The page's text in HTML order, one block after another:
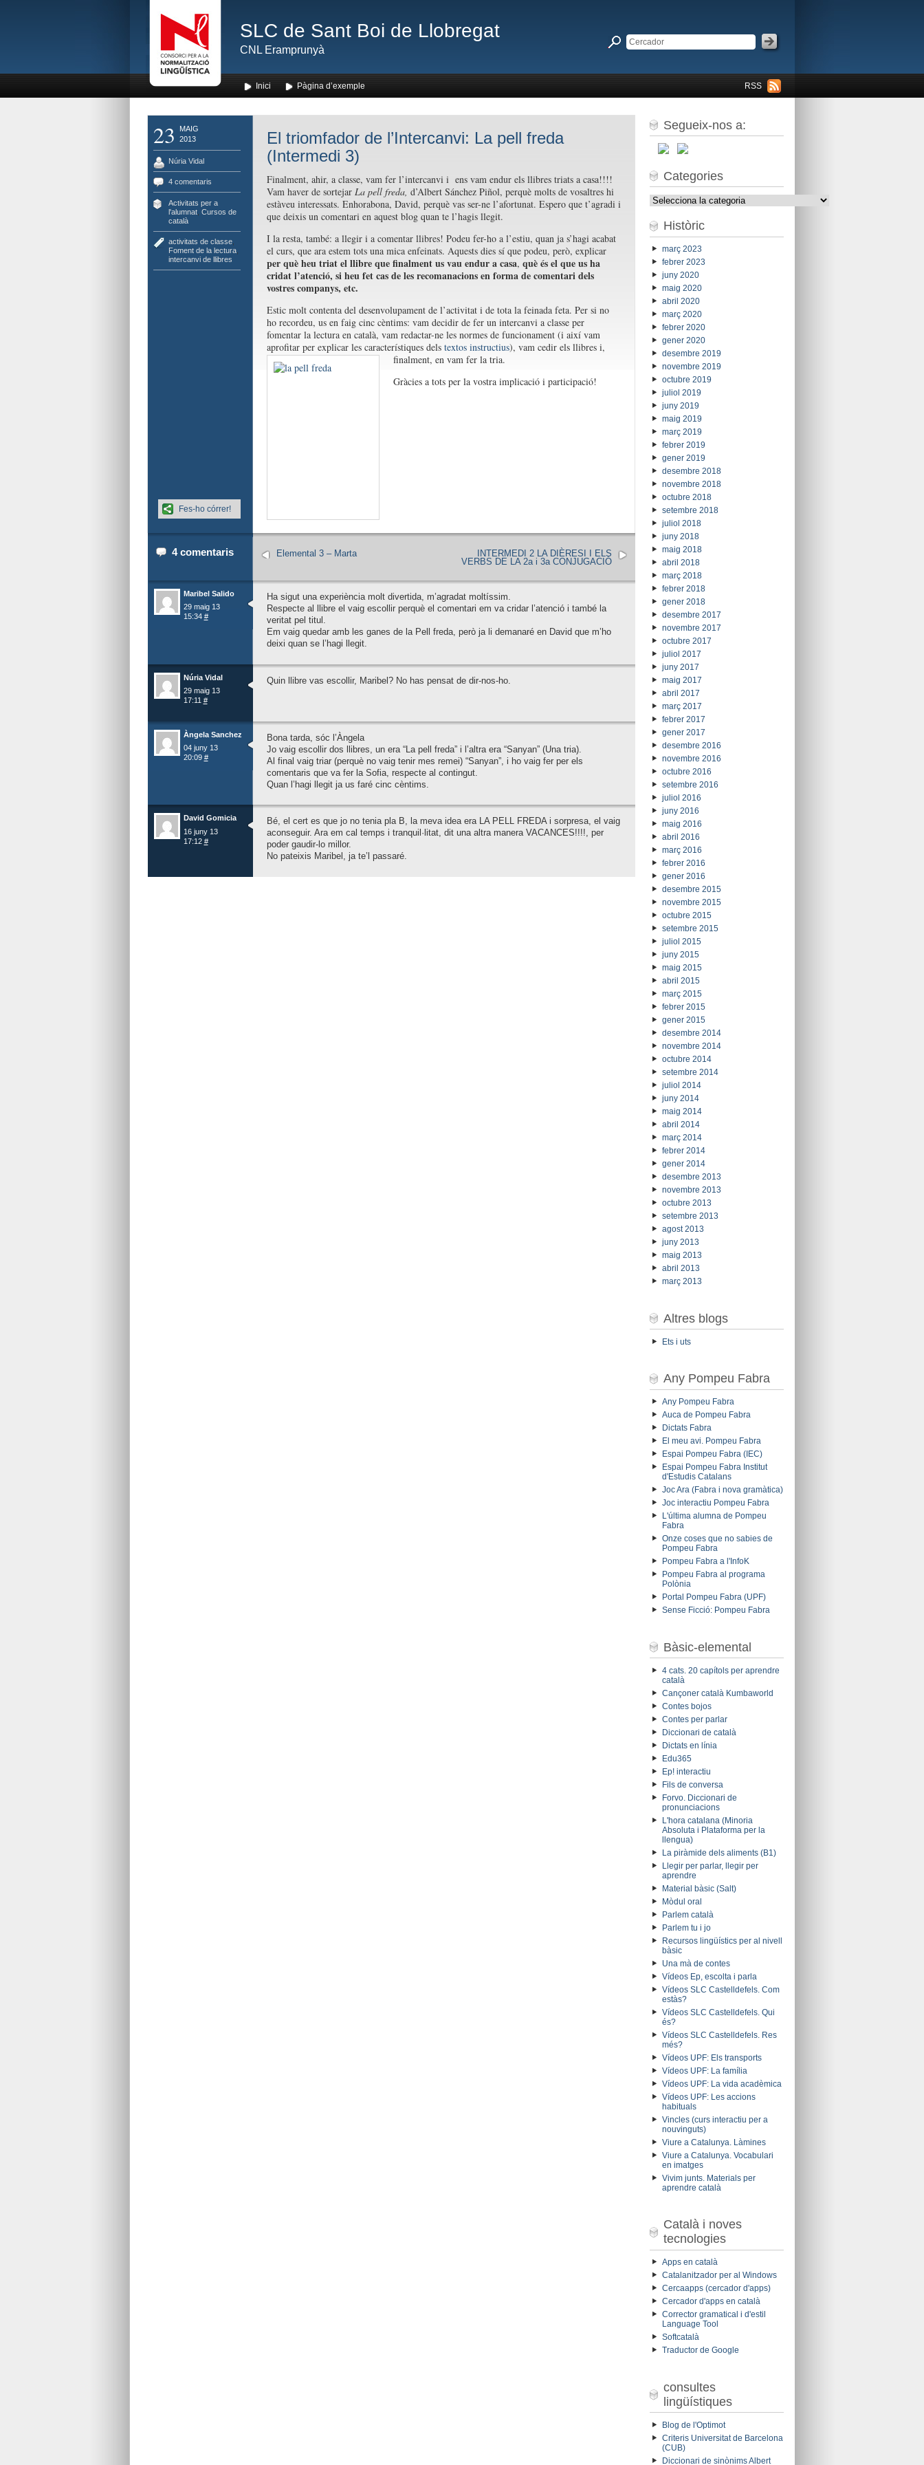
SLC de Sant Boi de Llobregat
CNL Eramprunyà
RSS
Inici Pàgina d’exemple
23
MAIG
2013
Núria Vidal
4 comentaris
Activitats per a
l'alumnat, Cursos de
català
activitats de classe,
Foment de la lectura,
intercanvi de llibres
El triomfador de l’Intercanvi: La pell freda
(Intermedi 3)
Finalment, ahir, a classe, vam fer l’intercanvi i ens vam endur els llibres triats a casa!!!!
Vam haver de sortejar La pell freda, d’Albert Sánchez Piñol, perquè molts de vosaltres hi
estàveu interessats. Enhorabona, David, perquè vas ser-ne l’afortunat. Espero que t’agradi i
que deixis un comentari en aquest blog quan te l’hagis llegit.
I la resta, també: a llegir i a comentar llibres! Podeu fer-ho a l’estiu, quan ja s’hagi acabat
el curs, que ara estem tots una mica enfeinats. Aquests dies sí que podeu, però, explicar
per què heu triat el llibre que finalment us vau endur a casa, què és el que us ha
cridat l’atenció, si heu fet cas de les recomanacions en forma de comentari dels
vostres companys, etc.
Estic molt contenta del desenvolupament de l’activitat i de tota la feinada feta. Per si no
ho recordeu, us en faig cinc cèntims: vam decidir de fer un intercanvi a classe per
fomentar la lectura en català, vam redactar-ne les normes de funcionament (i així vam
aprofitar per explicar les característiques dels textos instructius), vam cedir els llibres i,
finalment, en vam fer la tria.
Gràcies a tots per la vostra implicació i participació!
Fes-ho córrer!
4 comentaris
INTERMEDI 2 LA DIÈRESI I ELS
VERBS DE LA 2a i 3a CONJUGACIÓ
Elemental 3 – Marta
Maribel Salido
29 maig 13
15:34 #
Ha sigut una experiència molt divertida, m’agradat moltíssim.
Respecte al llibre el vaig escollir perquè el comentari em va cridar l’atenció i també la
veritat pel titul.
Em vaig quedar amb les ganes de la Pell freda, però ja li demanaré en David que m’ho
deixi quan se l’hagi llegit.
Núria Vidal
29 maig 13
17:11 #
Quin llibre vas escollir, Maribel? No has pensat de dir-nos-ho.
Àngela Sanchez
04 juny 13
20:09 #
Bona tarda, sóc l’Àngela
Jo vaig escollir dos llibres, un era “La pell freda” i l’altra era “Sanyan” (Una tria).
Al final vaig triar (perquè no vaig tenir mes remei) “Sanyan”, i ho vaig fer per els
comentaris que va fer la Sofia, respecte al contingut.
Quan l’hagi llegit ja us faré cinc cèntims.
David Gomicia
16 juny 13
17:12 #
Bé, el cert es que jo no tenia pla B, la meva idea era LA PELL FREDA i sorpresa, el vaig
aconseguir. Ara em cal temps i tranquil·litat, dit una altra manera VACANCES!!!!, per
poder gaudir-lo millor.
No pateixis Maribel, ja te’l passaré.
Segueix-nos a:
Categories
Categories
Històric
març 2023
febrer 2023
juny 2020
maig 2020
abril 2020
març 2020
febrer 2020
gener 2020
desembre 2019
novembre 2019
octubre 2019
juliol 2019
juny 2019
maig 2019
març 2019
febrer 2019
gener 2019
desembre 2018
novembre 2018
octubre 2018
setembre 2018
juliol 2018
juny 2018
maig 2018
abril 2018
març 2018
febrer 2018
gener 2018
desembre 2017
novembre 2017
octubre 2017
juliol 2017
juny 2017
maig 2017
abril 2017
març 2017
febrer 2017
gener 2017
desembre 2016
novembre 2016
octubre 2016
setembre 2016
juliol 2016
juny 2016
maig 2016
abril 2016
març 2016
febrer 2016
gener 2016
desembre 2015
novembre 2015
octubre 2015
setembre 2015
juliol 2015
juny 2015
maig 2015
abril 2015
març 2015
febrer 2015
gener 2015
desembre 2014
novembre 2014
octubre 2014
setembre 2014
juliol 2014
juny 2014
maig 2014
abril 2014
març 2014
febrer 2014
gener 2014
desembre 2013
novembre 2013
octubre 2013
setembre 2013
agost 2013
juny 2013
maig 2013
abril 2013
març 2013
Altres blogs
Ets i uts
Any Pompeu Fabra
Any Pompeu Fabra
Auca de Pompeu Fabra
Dictats Fabra
El meu avi. Pompeu Fabra
Espai Pompeu Fabra (IEC)
Espai Pompeu Fabra Institut
d'Estudis Catalans
Joc Ara (Fabra i nova gramàtica)
Joc interactiu Pompeu Fabra
L'última alumna de Pompeu
Fabra
Onze coses que no sabies de
Pompeu Fabra
Pompeu Fabra a l'InfoK
Pompeu Fabra al programa
Polònia
Portal Pompeu Fabra (UPF)
Sense Ficció: Pompeu Fabra
Bàsic-elemental
4 cats. 20 capítols per aprendre
català
Cançoner català Kumbaworld
Contes bojos
Contes per parlar
Diccionari de català
Dictats en línia
Edu365
Ep! interactiu
Fils de conversa
Forvo. Diccionari de
pronunciacions
L'hora catalana (Minoria
Absoluta i Plataforma per la
llengua)
La piràmide dels aliments (B1)
Llegir per parlar, llegir per
aprendre
Material bàsic (Salt)
Mòdul oral
Parlem català
Parlem tu i jo
Recursos lingüístics per al nivell
bàsic
Una mà de contes
Vídeos Ep, escolta i parla
Vídeos SLC Castelldefels. Com
estàs?
Vídeos SLC Castelldefels. Qui
és?
Vídeos SLC Castelldefels. Res
més?
Vídeos UPF: Els transports
Vídeos UPF: La família
Vídeos UPF: La vida acadèmica
Vídeos UPF: Les accions
habituals
Vincles (curs interactiu per a
nouvinguts)
Viure a Catalunya. Làmines
Viure a Catalunya. Vocabulari
en imatges
Vivim junts. Materials per
aprendre català
Català i noves
tecnologies
Apps en català
Catalanitzador per al Windows
Cercaapps (cercador d'apps)
Cercador d'apps en català
Corrector gramatical i d'estil
Language Tool
Softcatalà
Traductor de Google
consultes
lingüístiques
Blog de l'Optimot
Criteris Universitat de Barcelona
(CUB)
Diccionari de sinònims Albert